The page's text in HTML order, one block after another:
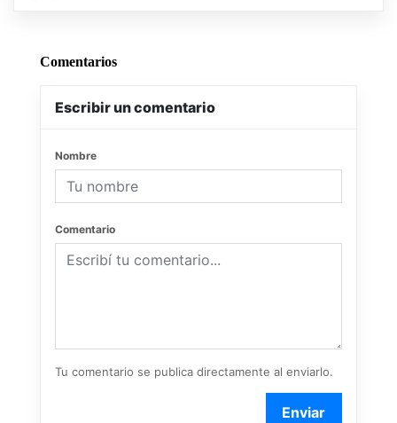
Comentarios
Escribir un comentario
Nombre
Comentario
Tu comentario se publica directamente al enviarlo.
Enviar